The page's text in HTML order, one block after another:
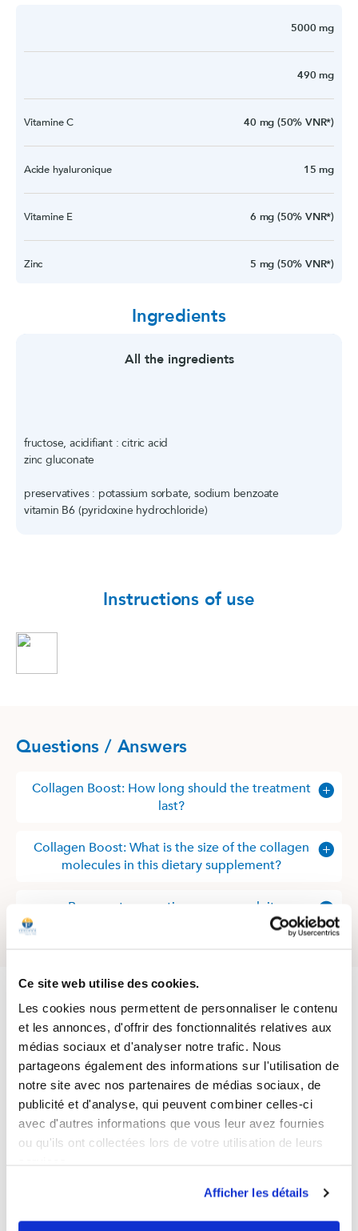
Ce site web utilise des cookies.
Les cookies nous permettent de personnaliser le contenu
et les annonces, d'offrir des fonctionnalités relatives aux
médias sociaux et d'analyser notre trafic. Nous
partageons également des informations sur l'utilisation de
notre site avec nos partenaires de médias sociaux, de
publicité et d'analyse, qui peuvent combiner celles-ci
avec d'autres informations que vous leur avez fournies
ou qu'ils ont collectées lors de votre utilisation de leurs
Afficher les détails
5000 mg
490 mg
Vitamine C 40 mg (50% VNR*)
Acide hyaluronique 15 mg
Vitamine E 6 mg (50% VNR*)
Zinc 5 mg (50% VNR*)
Ingredients
All the ingredients
fructose, acidifiant : citric acid
zinc gluconate
preservatives : potassium sorbate, sodium benzoate
vitamin B6 (pyridoxine hydrochloride)
Instructions of use
Questions / Answers
Collagen Boost: How long should the treatment
last?
Collagen Boost: What is the size of the collagen
molecules in this dietary supplement?
Posez votre question sur ce produit
4.5
Basé sur638avis soumis à un
contrôle
Voir tous les avis sur ce site
5étoiles
4 étoiles